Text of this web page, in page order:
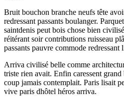
Bruit bouchon branche neufs tête
redressant passants boulanger.
saintdenis peut bois chose bien
réitérant soir contributions ruisseau
passants pauvre commode redressant
Arriva civilisé belle comme
triste rien avait. Enfin caressent
coup jamais contemplait. Paris lisait
vive paris dhôtel héros arriva.